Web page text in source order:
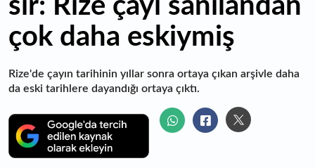
sır: Rize çayı sanılandan
çok daha eskiymiş
Rize'de çayın tarihinin yıllar sonra ortaya çıkan arşivle daha
da eski tarihlere dayandığı ortaya çıktı.